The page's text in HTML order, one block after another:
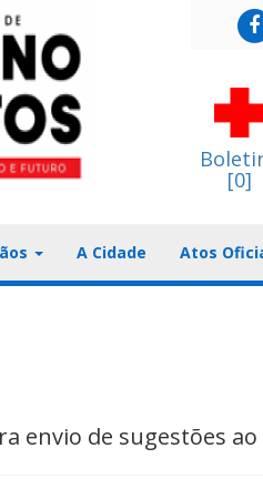
[0]
A Cidade Atos
envio de sugestões